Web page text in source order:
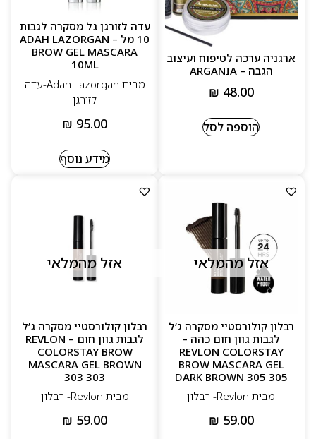
ארגניה ערכה לטיפוח ועיצוב
הגבה – ARGANIA
₪ 48.00
הוספה לסל
עדה לזורגן גל מסקרה לגבות
10 מל – ADAH LAZORGAN
BROW GEL MASCARA
10ML
מבית Adah Lazorgan-עדה
לזורגן
₪ 95.00
מידע נוסף
אזל מהמלאי
רבלון קולורסטיי מסקרה ג’ל
לגבות גוון חום כהה –
REVLON COLORSTAY
BROW MASCARA GEL
DARK BROWN 305 305
מבית Revlon- רבלון
₪ 59.00
אזל מהמלאי
רבלון קולורסטיי מסקרה ג’ל
לגבות גוון חום – REVLON
COLORSTAY BROW
MASCARA GEL BROWN
303 303
מבית Revlon- רבלון
₪ 59.00